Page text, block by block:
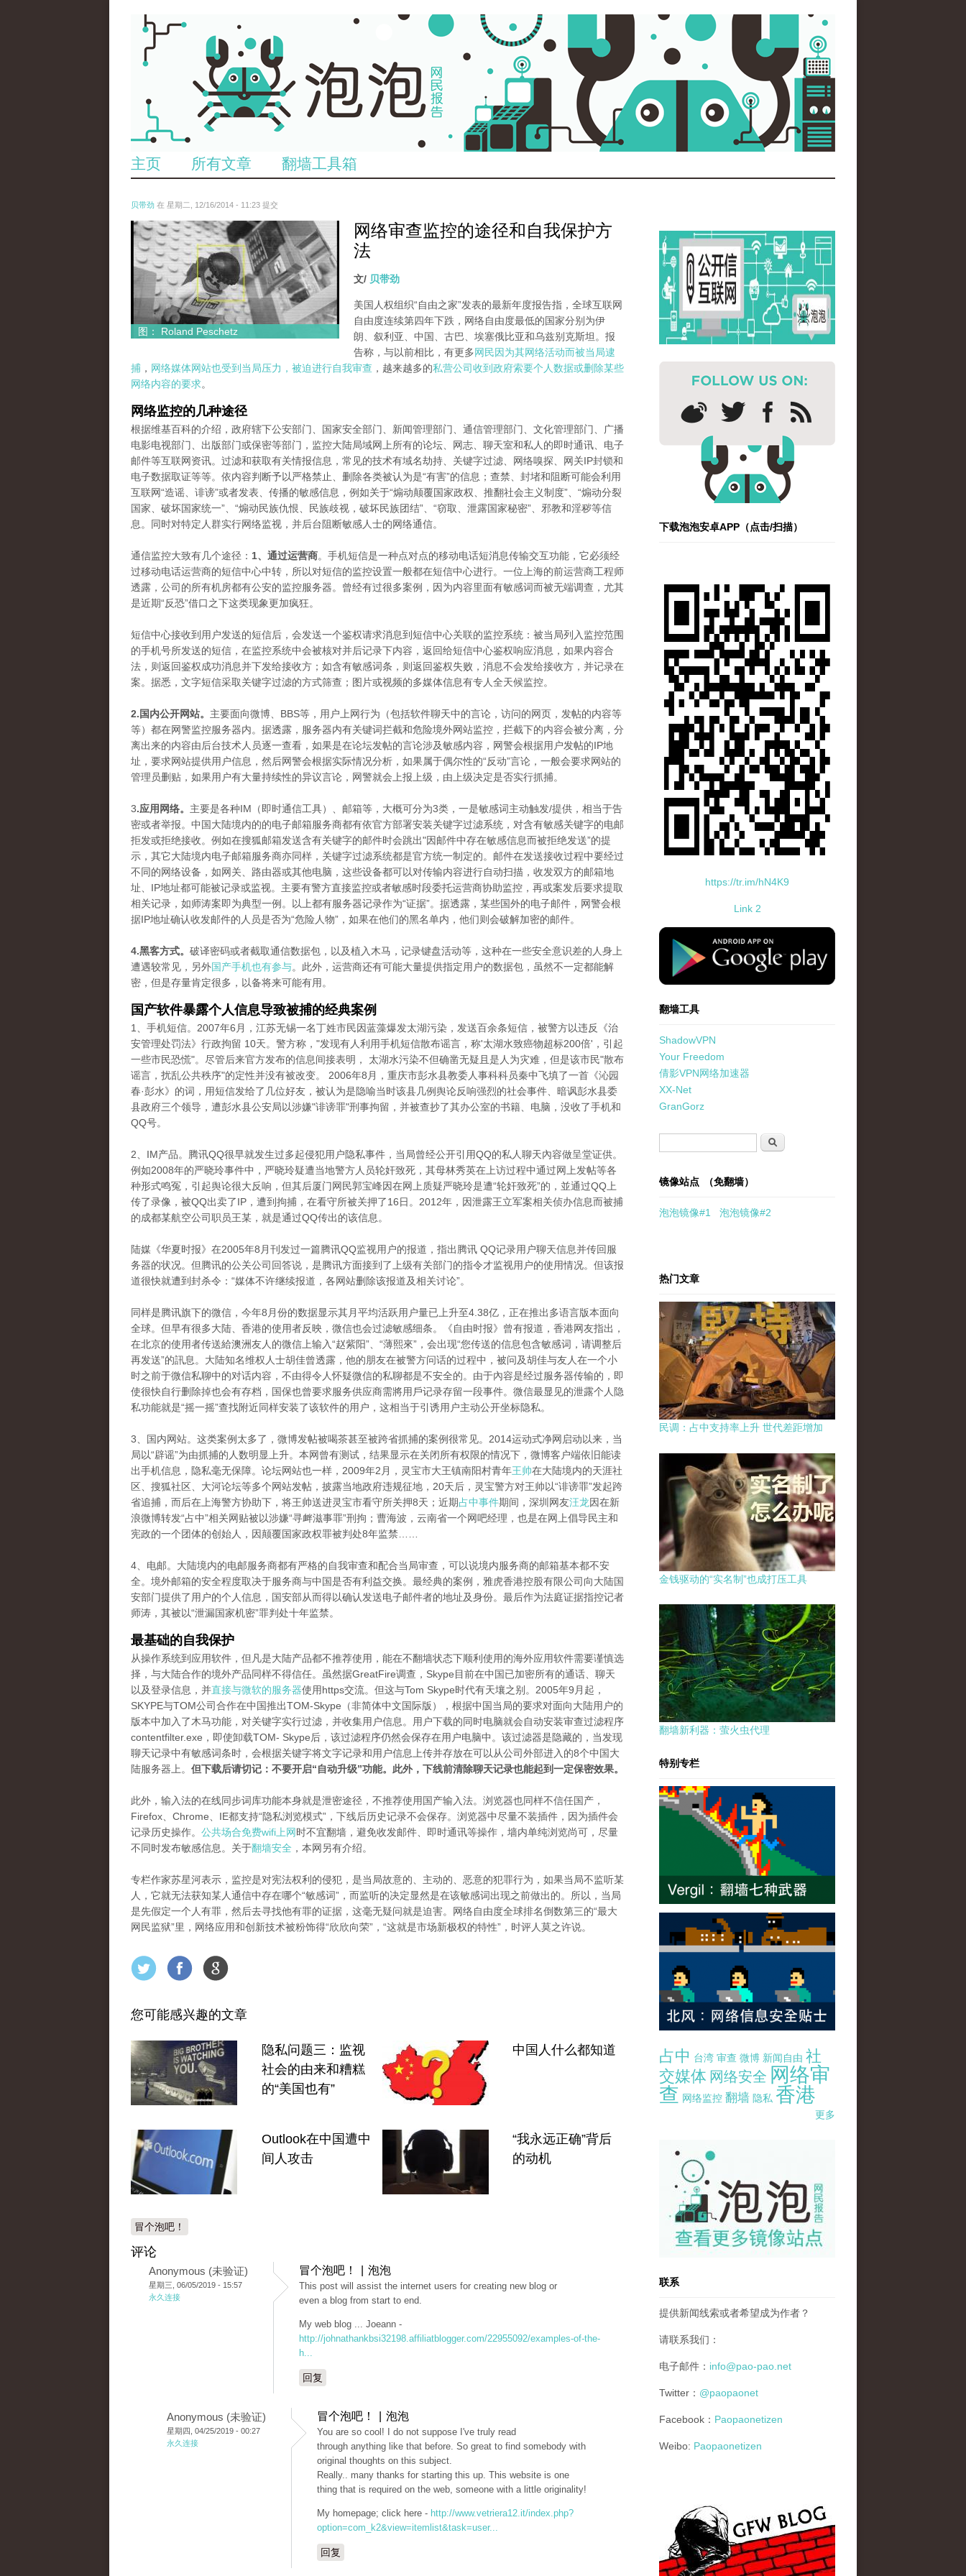
主页 所有文章 翻墙工具箱
贝带劲 在 星期二, 12/16/2014 - 11:23 提交
untitled.jpg
图： Roland Peschetz
网络审查监控的途径和自我保护方
法
文/ 贝带劲
美国人权组织“自由之家”发表的最新年度报告指，全球互联网
自由度连续第四年下跌，网络自由度最低的国家分别为伊
朗、叙利亚、中国、古巴、埃塞俄比亚和乌兹别克斯坦。报
告称，与以前相比，有更多网民因为其网络活动而被当局逮
捕 ， 网络媒体网站也受到当局压力，被迫进行自我审查 ，越来越多的私营公司收到政府索要个人数据或删除某些
网络内容的要求。
网络监控的几种途径
根据维基百科的介绍，政府辖下公安部门、国家安全部门、新闻管理部门、通信管理部门、文化管理部门、广播
电影电视部门、出版部门或保密等部门，监控大陆局域网上所有的论坛、网志、聊天室和私人的即时通讯、电子
邮件等互联网资讯。过滤和获取有关情报信息，常见的技术有域名劫持、关键字过滤、网络嗅探、网关IP封锁和
电子数据取证等等。依内容判断予以严格禁止、删除各类被认为是“有害”的信息；查禁、封堵和阻断可能会利用
互联网“造谣、诽谤”或者发表、传播的敏感信息，例如关于“煽动颠覆国家政权、推翻社会主义制度”、“煽动分裂
国家、破坏国家统一”、“煽动民族仇恨、民族歧视，破坏民族团结”、“窃取、泄露国家秘密”、邪教和淫秽等信
息。同时对特定人群实行网络监视，并后台阻断敏感人士的网络通信。
通信监控大致有几个途径： 1、通过运营商。手机短信是一种点对点的移动电话短消息传输交互功能，它必须经
过移动电话运营商的短信中心中转，所以对短信的监控设置一般都在短信中心进行。一位上海的前运营商工程师
透露，公司的所有机房都有公安的监控服务器。曾经有过很多案例，因为内容里面有敏感词而被无端调查，尤其
是近期“反恐”借口之下这类现象更加疯狂。
短信中心接收到用户发送的短信后，会发送一个鉴权请求消息到短信中心关联的监控系统：被当局列入监控范围
的手机号所发送的短信，在监控系统中会被核对并后记录下内容，返回给短信中心鉴权响应消息，如果内容合
法，则返回鉴权成功消息并下发给接收方；如含有敏感词条，则返回鉴权失败，消息不会发给接收方，并记录在
案。据悉，文字短信采取关键字过滤的方式筛查；图片或视频的多媒体信息有专人全天候监控。
2.国内公开网站。 主要面向微博、BBS等，用户上网行为（包括软件聊天中的言论，访问的网页，发帖的内容等
等）都在网警监控服务器内。据透露，服务器内有关键词拦截和危险境外网站监控，拦截下的内容会被分离，分
离出来的内容由后台技术人员逐一查看，如果是在论坛发帖的言论涉及敏感内容，网警会根据用户发帖的IP地
址，要求网站提供用户信息，然后网警会根据实际情况分析，如果属于偶尔性的“反动”言论，一般会要求网站的
管理员删贴，如果用户有大量持续性的异议言论，网警就会上报上级，由上级决定是否实行抓捕。
3.应用网络。 主要是各种IM（即时通信工具）、邮箱等，大概可分为3类，一是敏感词主动触发/提供，相当于告
密或者举报。中国大陆境内的的电子邮箱服务商都有依官方部署安装关键字过滤系统，对含有敏感关键字的电邮
拒发或拒绝接收。例如在搜狐邮箱发送含有关键字的邮件时会跳出"因邮件中存在敏感信息而被拒绝发送”的提
示，其它大陆境内电子邮箱服务商亦同样，关键字过滤系统都是官方统一制定的。邮件在发送接收过程中要经过
不同的网络设备，如网关、路由器或其他电脑，这些设备都可以对传输内容进行自动扫描，收发双方的邮箱地
址、IP地址都可能被记录或监视。主要有警方直接监控或者敏感时段委托运营商协助监控，再或案发后要求提取
相关记录，如师涛案即为典型一例。以上都有服务器记录作为“证据”。据透露，某些国外的电子邮件，网警会根
据IP地址确认收发邮件的人员是否为“危险人物”，如果在他们的黑名单内，他们则会破解加密的邮件。
4.黑客方式。 破译密码或者截取通信数据包，以及植入木马，记录键盘活动等，这种在一些安全意识差的人身上
遭遇较常见，另外国产手机也有参与。此外，运营商还有可能大量提供指定用户的数据包，虽然不一定都能解
密，但是存量肯定很多，以备将来可能有用。
国产软件暴露个人信息导致被捕的经典案例
1、手机短信。2007年6月，江苏无锡一名丁姓市民因蓝藻爆发太湖污染，发送百余条短信，被警方以违反《治
安管理处罚法》行政拘留 10天。警方称，"发现有人利用手机短信散布谣言，称'太湖水致癌物超标200倍'，引起
一些市民恐慌"。尽管后来官方发布的信息间接表明， 太湖水污染不但确凿无疑且是人为灾难，但是该市民"散布
谣言，扰乱公共秩序"的定性并没有被改变。 2006年8月，重庆市彭水县教委人事科科员秦中飞填了一首《沁园
春·彭水》的词，用短信发给了几位好友，被认为是隐喻当时该县几例舆论反响强烈的社会事件、暗讽彭水县委
县政府三个领导，遭彭水县公安局以涉嫌"诽谤罪"刑事拘留，并被查抄了其办公室的书籍、电脑，没收了手机和
QQ号。
2、IM产品。腾讯QQ很早就发生过多起侵犯用户隐私事件，当局曾经公开引用QQ的私人聊天內容做呈堂证供。
例如2008年的严晓玲事件中，严晓玲疑遭当地警方人员轮奸致死，其母林秀英在上访过程中通过网上发帖等各
种形式鸣冤，引起舆论很大反响，但其后厦门网民郭宝峰因在网上质疑严晓玲是遭“轮奸致死”的，並通过QQ上
传了录像，被QQ出卖了IP，遭到拘捕，在看守所被关押了16日。2012年，因泄露王立军案相关侦办信息而被捕
的成都某航空公司职员王某，就是通过QQ传出的该信息。
陆媒《华夏时报》在2005年8月刊发过一篇腾讯QQ监视用户的报道，指出腾讯 QQ记录用户聊天信息并传回服
务器的状况。但腾讯的公关公司回答说，是腾讯方面接到了上级有关部门的指令才监视用户的使用情况。但该报
道很快就遭到封杀令：“媒体不许继续报道，各网站删除该报道及相关讨论”。
同样是腾讯旗下的微信，今年8月份的数据显示其月平均活跃用户量已上升至4.38亿，正在推出多语言版本面向
全球。但早有很多大陆、香港的使用者反映，微信也会过滤敏感细条。《自由时报》曾有报道，香港网友指出，
在北京的使用者传送給澳洲友人的微信上输入“赵紫阳”、“薄熙來”，会出现“您传送的信息包含敏感词，请调整后
再发送”的訊息。大陆知名维权人士胡佳曾透露，他的朋友在被警方问话的过程中，被问及胡佳与友人在一个小
时之前于微信私聊中的对话内容，不由得令人怀疑微信的私聊都是不安全的。由于內容是经过服务器传输的，即
使很快自行删除掉也会有存档，国保也曾要求服务供应商需將用戶记录存留一段事件。微信最显见的泄露个人隐
私功能就是“摇一摇”查找附近同样安装了该软件的用户，这相当于引诱用户主动公开坐标隐私。
3、国内网站。这类案例太多了，微博发帖被喝茶甚至被跨省抓捕的案例很常见。2014运动式净网启动以来，当
局以“辟谣”为由抓捕的人数明显上升。本网曾有测试，结果显示在关闭所有权限的情况下，微博客户端依旧能读
出手机信息，隐私毫无保障。论坛网站也一样，2009年2月，灵宝市大王镇南阳村青年王帅在大陆境内的天涯社
区、搜狐社区、大河论坛等多个网站发帖，披露当地政府违规征地，20天后，灵宝警方对王帅以“诽谤罪”发起跨
省追捕，而后在上海警方协助下，将王帅送进灵宝市看守所关押8天；近期占中事件期间，深圳网友汪龙因在新
浪微博转发“占中”相关网贴被以涉嫌“寻衅滋事罪”刑拘；曹海波，云南省一个网吧经理，也是在网上倡导民主和
宪政的一个团体的创始人，因颠覆国家政权罪被判处8年监禁……
4、电邮。大陆境内的电邮服务商都有严格的自我审查和配合当局审查，可以说境内服务商的邮箱基本都不安
全。境外邮箱的安全程度取决于服务商与中国是否有利益交换。最经典的案例，雅虎香港控股有限公司向大陆国
安部门提供了用户的个人信息，国安部从而得以确认发送电子邮件者的地址及身份。最后作为法庭证据指控记者
师涛，其被以“泄漏国家机密”罪判处十年监禁。
最基础的自我保护
从操作系统到应用软件，但凡是大陆产品都不推荐使用，能在不翻墙状态下顺利使用的海外应用软件需要谨慎选
择，与大陆合作的境外产品同样不得信任。虽然据GreatFire调查，Skype目前在中国已加密所有的通话、聊天
以及登录信息，并直接与微软的服务器使用https交流。但这与Tom Skype时代有天壤之别。2005年9月起，
SKYPE与TOM公司合作在中国推出TOM-Skype（非简体中文国际版），根据中国当局的要求对面向大陆用户的
版本中加入了木马功能，对关键字实行过滤，并收集用户信息。用户下载的同时电脑就会自动安装审查过滤程序
contentfilter.exe，即使卸载TOM- Skype后，该过滤程序仍然会保存在用户电脑中。该过滤器是隐藏的，当发现
聊天记录中有敏感词条时，会根据关键字将文字记录和用户信息上传并存放在可以从公司外部进入的8个中国大
陆服务器上。 但下载后请切记：不要开启“自动升级”功能。此外，下线前清除聊天记录也能起到一定保密效果。
此外，输入法的在线同步词库功能本身就是泄密途径，不推荐使用国产输入法。浏览器也同样不信任国产，
Firefox、Chrome、IE都支持“隐私浏览模式”，下线后历史记录不会保存。浏览器中尽量不装插件，因为插件会
记录历史操作。 公共场合免费wifi上网时不宜翻墙，避免收发邮件、即时通讯等操作，墙内单纯浏览尚可，尽量
不同时发布敏感信息。关于翻墙安全 ，本网另有介绍。
专栏作家苏星河表示，监控是对宪法权利的侵犯，是当局故意的、主动的、恶意的犯罪行为，如果当局不监听某
人，它就无法获知某人通信中存在哪个“敏感词”，而监听的决定显然是在该敏感词出现之前做出的。所以，当局
是先假定一个人有罪，然后去寻找他有罪的证据，这毫无疑问就是迫害。网络自由度全球排名倒数第三的“最大
网民监狱”里，网络应用和创新技术被粉饰得“欣欣向荣”，“这就是市场新极权的特性”，时评人莫之许说。
您可能感兴趣的文章
隐私问题三：监视
社会的由来和糟糕
的“美国也有”
中国人什么都知道
Outlook在中国遭中
间人攻击
“我永远正确”背后
的动机
冒个泡吧！
评论
Anonymous (未验证)
星期三, 06/05/2019 - 15:57
永久连接
冒个泡吧！ | 泡泡
This post will assist the internet users for creating new blog or
even a blog from start to end.
My web blog ... Joeann -
http://johnathankbsi32198.affiliatblogger.com/22955092/examples-of-the-
h...
回复
Anonymous (未验证)
星期四, 04/25/2019 - 00:27
永久连接
冒个泡吧！ | 泡泡
You are so cool! I do not suppose I've truly read
through anything like that before. So great to find somebody with
original thoughts on this subject.
Really.. many thanks for starting this up. This website is one
thing that is required on the web, someone with a little originality!
My homepage; click here - http://www.vetriera12.it/index.php?
option=com_k2&view=itemlist&task=user...
回复
下载泡泡安卓APP（点击/扫描）
https://tr.im/hN4K9
Link 2
standard-icon-googleplay-app-store.png
翻墙工具
ShadowVPN
Your Freedom
倩影VPN网络加速器
XX-Net
GranGorz
搜索
镜像站点 （免翻墙）
泡泡镜像#1 泡泡镜像#2
热门文章
民调：占中支持率上升 世代差距增加
金钱驱动的“实名制”也成打压工具
翻墙新利器：萤火虫代理
特别专栏
占中 台湾 审查 微博 新闻自由 社
交媒体 网络安全 网络审
查 网络监控 翻墙 隐私 香港
更多
pao-pao-banner-mirror-site-120814.jpg
联系
提供新闻线索或者希望成为作者？
请联系我们：
电子邮件： info@pao-pao.net
Twitter： @paopaonet
Facebook： Paopaonetizen
Weibo: Paopaonetizen
gfw_blog_small.jpg